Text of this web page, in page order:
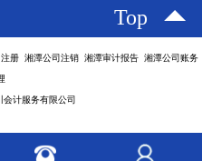
Top
册 湘潭公司注销 湘潭审计报告 湘潭公司账务
会计服务有限公司